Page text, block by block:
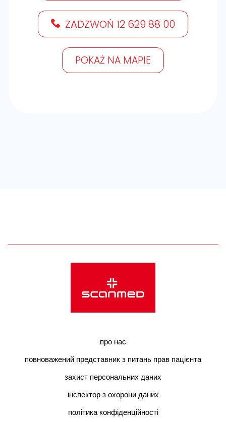
ZADZWOŃ 12 629 88 00
POKAŻ NA MAPIE
про нас
повноважений представник з питань прав пацієнта
захист персональних даних
інспектор з охорони даних
політика конфіденційності